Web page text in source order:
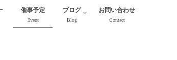
催事予定
Event
ブログ
Blog
お問い合わせ
Contact